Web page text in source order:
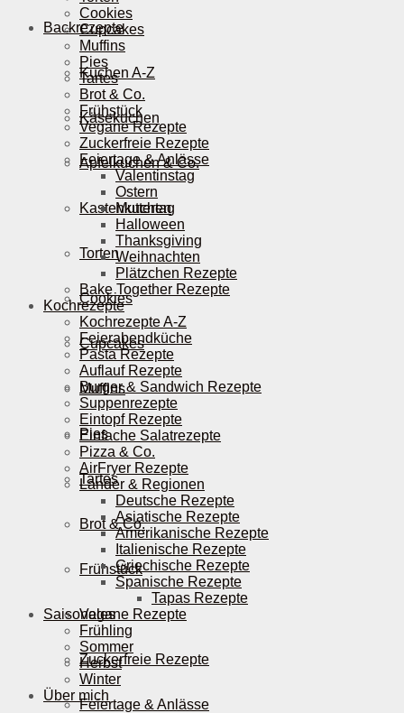
Backrezepte
Kuchen A-Z
Käsekuchen
Apfelkuchen & Co.
Kastenkuchen
Torten
Cookies
Cupcakes
Muffins
Pies
Tartes
Brot & Co.
Frühstück
Vegane Rezepte
Zuckerfreie Rezepte
Feiertage & Anlässe
Cookies
Cupcakes
Muffins
Pies
Tartes
Brot & Co.
Frühstück
Vegane Rezepte
Zuckerfreie Rezepte
Feiertage & Anlässe
Valentinstag
Ostern
Muttertag
Halloween
Thanksgiving
Weihnachten
Plätzchen Rezepte
Bake Together Rezepte
Kochrezepte
Kochrezepte A-Z
Feierabendküche
Pasta Rezepte
Auflauf Rezepte
Burger & Sandwich Rezepte
Suppenrezepte
Eintopf Rezepte
Einfache Salatrezepte
Pizza & Co.
AirFryer Rezepte
Länder & Regionen
Deutsche Rezepte
Asiatische Rezepte
Amerikanische Rezepte
Italienische Rezepte
Griechische Rezepte
Spanische Rezepte
Tapas Rezepte
Saisonales
Frühling
Sommer
Herbst
Winter
Über mich